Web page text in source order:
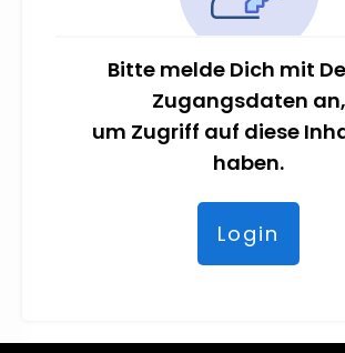
Bitte melde Dich mit
Zugangsdaten an,
um Zugriff auf diese
haben.
Login